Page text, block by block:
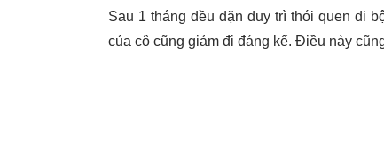
Sau 1 tháng đều đặn duy trì thói quen đi
của cô cũng giảm đi đáng kể. Điều này